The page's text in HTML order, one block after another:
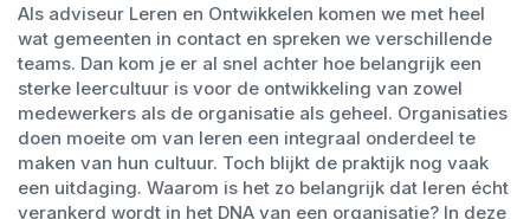
Als adviseur Leren en Ontwikkelen komen we met heel
wat gemeenten in contact en spreken we verschillende
teams. Dan kom je er al snel achter hoe belangrijk een
sterke leercultuur is voor de ontwikkeling van zowel
medewerkers als de organisatie als geheel. Organisaties
doen moeite om van leren een integraal onderdeel te
maken van hun cultuur. Toch blijkt de praktijk nog vaak
een uitdaging. Waarom is het zo belangrijk dat leren écht
verankerd wordt in het DNA van een organisatie? In deze